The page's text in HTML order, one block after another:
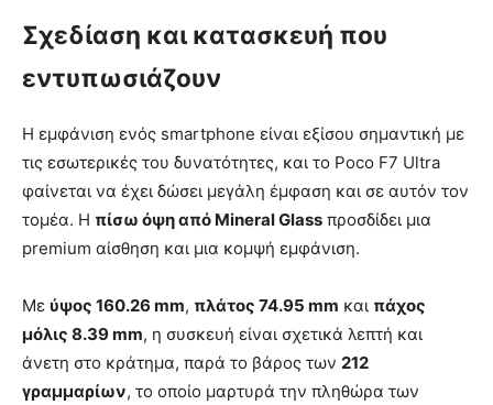
Σχεδίαση και κατασκευή που
εντυπωσιάζουν
Η εμφάνιση ενός smartphone είναι εξίσου σημαντική με
τις εσωτερικές του δυνατότητες, και το Poco F7 Ultra
φαίνεται να έχει δώσει μεγάλη έμφαση και σε αυτόν τον
τομέα. Η πίσω όψη από Mineral Glass προσδίδει μια
premium αίσθηση και μια κομψή εμφάνιση.
Με ύψος 160.26 mm, πλάτος 74.95 mm και πάχος
μόλις 8.39 mm, η συσκευή είναι σχετικά λεπτή και
άνετη στο κράτημα, παρά το βάρος των 212
γραμμαρίων, το οποίο μαρτυρά την πληθώρα των